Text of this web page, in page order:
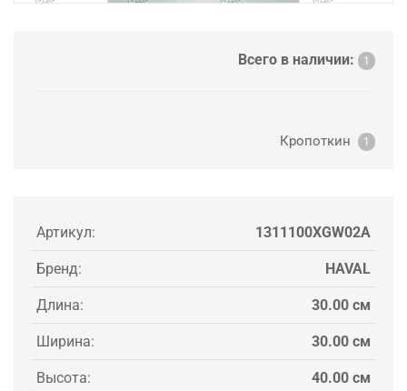
Всего в наличии: 1
Кропоткин 1
Артикул: 1311100XGW02A
Бренд: HAVAL
Длина: 30.00 см
Ширина: 30.00 см
Высота: 40.00 см